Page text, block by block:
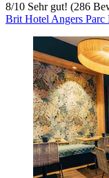
8/10 Sehr gut! (286
Brit Hotel Angers